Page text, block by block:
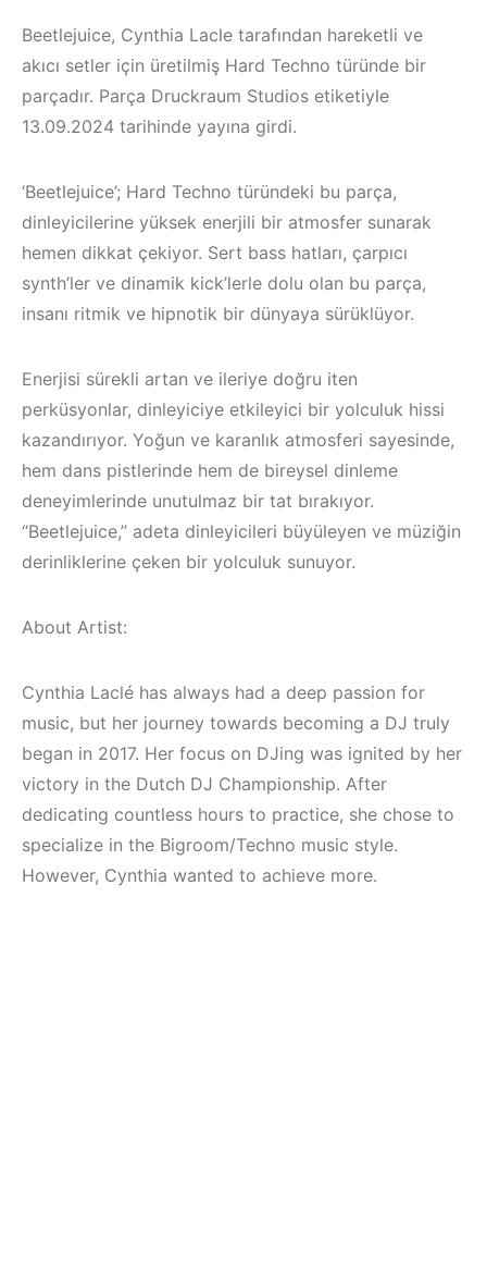
Müzik
2022 –
Techno,
HEMEN İNCELE
Elektronik Müzik
Mekanları 2023 –
(House, Techno,
Downtempo)
HEMEN İNCELE
Beetlejuice, Cynthia Lacle tarafından hareketli ve
akıcı setler için üretilmiş Hard Techno türünde bir
parçadır. Parça Druckraum Studios etiketiyle
13.09.2024 tarihinde yayına girdi.
‘Beetlejuice’; Hard Techno türündeki bu parça,
dinleyicilerine yüksek enerjili bir atmosfer sunarak
hemen dikkat çekiyor. Sert bass hatları, çarpıcı
synth’ler ve dinamik kick’lerle dolu olan bu parça,
insanı ritmik ve hipnotik bir dünyaya sürüklüyor.
Enerjisi sürekli artan ve ileriye doğru iten
perküsyonlar, dinleyiciye etkileyici bir yolculuk hissi
kazandırıyor. Yoğun ve karanlık atmosferi sayesinde,
hem dans pistlerinde hem de bireysel dinleme
deneyimlerinde unutulmaz bir tat bırakıyor.
“Beetlejuice,” adeta dinleyicileri büyüleyen ve müziğin
derinliklerine çeken bir yolculuk sunuyor.
About Artist:
Cynthia Laclé has always had a deep passion for
music, but her journey towards becoming a DJ truly
began in 2017. Her focus on DJing was ignited by her
victory in the Dutch DJ Championship. After
dedicating countless hours to practice, she chose to
specialize in the Bigroom/Techno music style.
However, Cynthia wanted to achieve more.